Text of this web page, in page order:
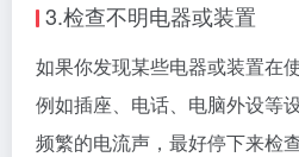
3.检查不明电器或装置
如果你发现某些电器或装置在
例如插座、电话、电脑外设等
频繁的电流声，最好停下来检